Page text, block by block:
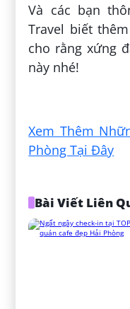
Và các bạn
Travel biết
cho rằng xứng
này nhé!
Xem Thêm
Phòng Tại Đây
Bài Viết Liên